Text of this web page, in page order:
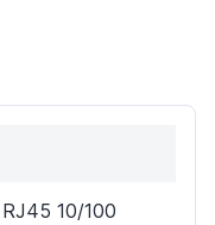
10/100